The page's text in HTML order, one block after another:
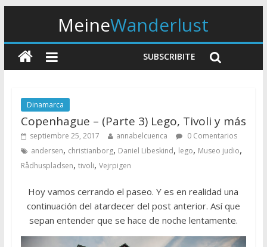
MeineWanderlust
SUBSCRIBITE
Dinamarca
Copenhague – (Parte 3) Lego, Tivoli y más
septiembre 25, 2017 annabelcuenca
0 Comentarios
andersen, christianborg, Daniel Libeskind, lego, Museo judio,
Rådhuspladsen, tivoli, Vejrpigen
Hoy vamos cerrando el paseo. Y es en realidad una
continuación del atardecer del post anterior. Así que
sepan entender que se hace de noche lentamente.